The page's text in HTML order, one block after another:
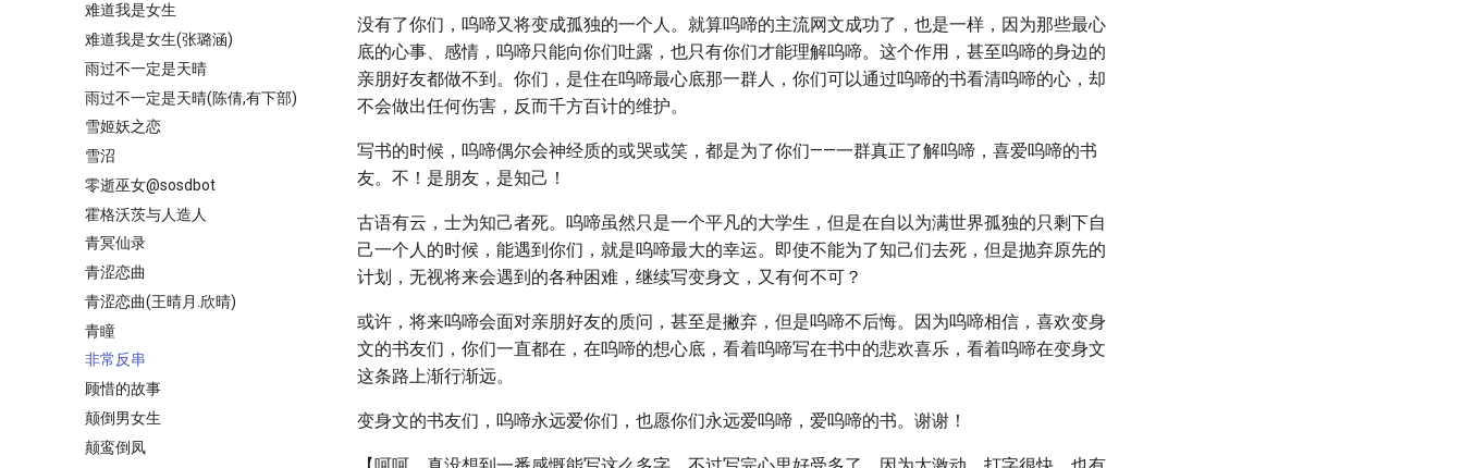
难道我是女生
难道我是女生(张璐涵)
雨过不一定是天晴
雨过不一定是天晴(陈倩,有下部)
雪姬妖之恋
雪沼
零逝巫女@sosdbot
霍格沃茨与人造人
青冥仙录
青涩恋曲
青涩恋曲(王晴月.欣晴)
青瞳
非常反串
顾惜的故事
颠倒男女生
颠鸾倒凤
没有了你们，呜啼又将变成孤独的一个人。就算呜啼的主流网文成功了，也是一样，因为那些最心
底的心事、感情，呜啼只能向你们吐露，也只有你们才能理解呜啼。这个作用，甚至呜啼的身边的
亲朋好友都做不到。你们，是住在呜啼最心底那一群人，你们可以通过呜啼的书看清呜啼的心，却
不会做出任何伤害，反而千方百计的维护。
写书的时候，呜啼偶尔会神经质的或哭或笑，都是为了你们——一群真正了解呜啼，喜爱呜啼的书
友。不！是朋友，是知己！
古语有云，士为知己者死。呜啼虽然只是一个平凡的大学生，但是在自以为满世界孤独的只剩下自
己一个人的时候，能遇到你们，就是呜啼最大的幸运。即使不能为了知己们去死，但是抛弃原先的
计划，无视将来会遇到的各种困难，继续写变身文，又有何不可？
或许，将来呜啼会面对亲朋好友的质问，甚至是撇弃，但是呜啼不后悔。因为呜啼相信，喜欢变身
文的书友们，你们一直都在，在呜啼的想心底，看着呜啼写在书中的悲欢喜乐，看着呜啼在变身文
这条路上渐行渐远。
变身文的书友们，呜啼永远爱你们，也愿你们永远爱呜啼，爱呜啼的书。谢谢！